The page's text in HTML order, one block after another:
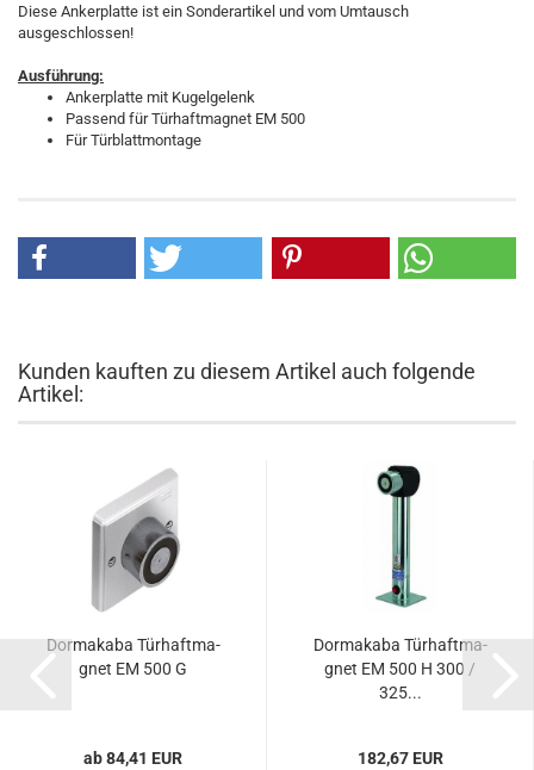
Diese Ankerplatte ist ein Sonderartikel und vom Umtausch
ausgeschlossen!
Ausführung:
Ankerplatte mit Kugelgelenk
Passend für Türhaftmagnet EM 500
Für Türblattmontage
Kunden kauften zu diesem Artikel auch folgende
Artikel:
Dor­ma­ka­ba Tür­haft­ma­
gnet EM 500 G
ab 84,41 EUR
Dor­ma­ka­ba Tür­haft­ma­
gnet EM 500 H 300 /
325...
182,67 EUR